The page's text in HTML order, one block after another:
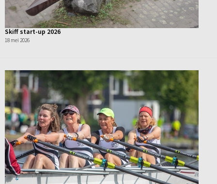
Skiff start-up 2026
18 mei 2026